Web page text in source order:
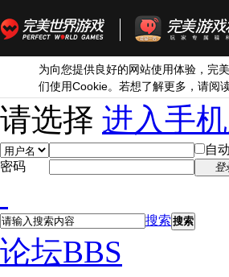
为向您提供良好的网站使用体验，完
们使用Cookie。若想了解更多，请阅
请选择 进入手
自
密码
登
搜索 搜索
论坛BBS